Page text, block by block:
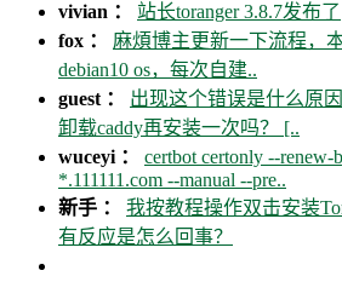
vivian ： 站长toranger 3.8.7发布了
fox ： 麻煩博主更新一下流程，
debian10 os，每次自建..
guest ： 出现这个错误是什么原
卸载caddy再安装一次吗？ [..
wuceyi ： certbot certonly --renew-
*.111111.com --manual --pre..
新手 ： 我按教程操作双击安装
有反应是怎么回事？